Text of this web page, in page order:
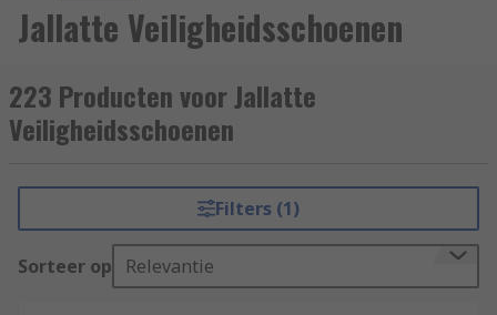
Jallatte Veiligheidsschoenen
223 Producten voor Jallatte
Veiligheidsschoenen
Filters (1)
Sorteer op Relevantie